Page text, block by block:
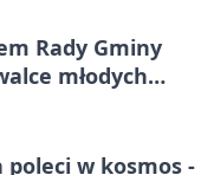
Rady Gminy
młodych
poleci w kosmos -